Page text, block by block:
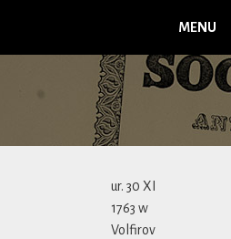
MENU
ur. 30 XI
1763 w
Volfirov